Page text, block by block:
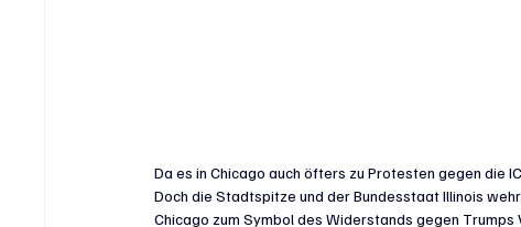
Da es in Chicago auch öfters zu Protesten gegen die
Doch die Stadtspitze und der Bundesstaat Illinois
Chicago zum Symbol des Widerstands gegen Trumps